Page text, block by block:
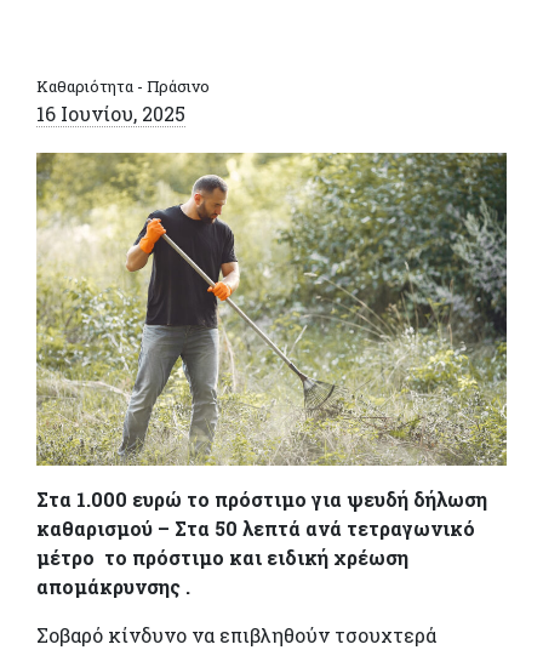
Καθαριότητα - Πράσινο
16 Ιουνίου, 2025
Στα 1.000 ευρώ το πρόστιμο για ψευδή δήλωση
καθαρισμού – Στα 50 λεπτά ανά τετραγωνικό
μέτρο το πρόστιμο και ειδική χρέωση
απομάκρυνσης .
Σοβαρό κίνδυνο να επιβληθούν τσουχτερά